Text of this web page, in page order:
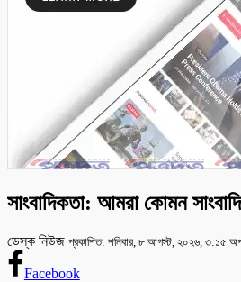
সাংবাদিকতা: আমরা কোমন
ডেস্ক নিউজ প্রকাশিত: শনিবার, ৮ আগস্ট, ২০২৬, ৩:১৫
Facebook